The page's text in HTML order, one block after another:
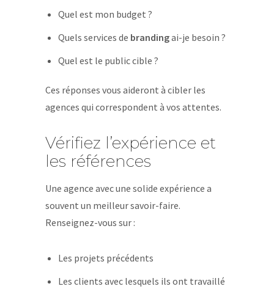
Quel est mon budget ?
Quels services de brandingai-je besoin ?
Quel est le public cible ?
Ces réponses vous aideront à cibler les
agences qui correspondent à vos attentes.
Vérifiez l’expérience et
les références
Une agence avec une solide expérience a
souvent un meilleur savoir-faire.
Renseignez-vous sur :
Les projets précédents
Les clients avec lesquels ils ont travaillé